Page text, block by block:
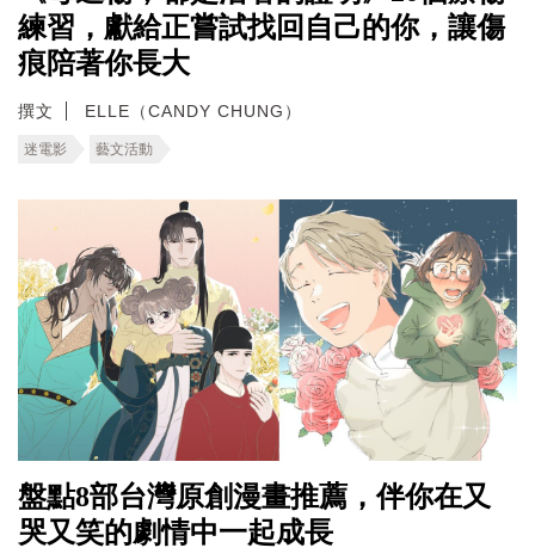
練習，獻給正嘗試找回自己的你，讓傷
痕陪著你長大
撰文 ELLE（CANDY CHUNG）
迷電影 藝文活動
盤點8部台灣原創漫畫推薦，伴你在又
哭又笑的劇情中一起成長